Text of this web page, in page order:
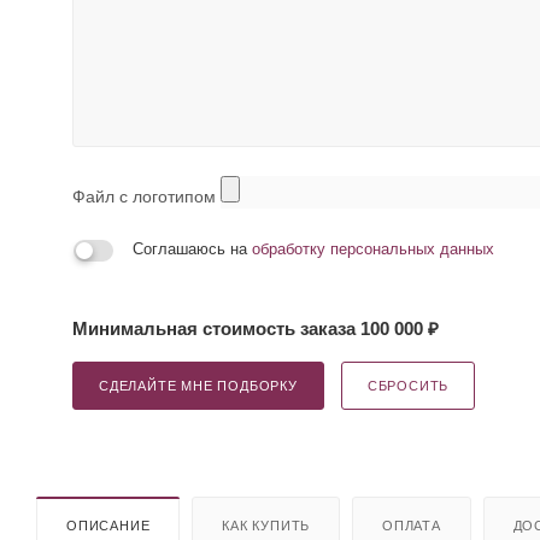
Файл с логотипом
Соглашаюсь на обработку персональных данных
Минимальная стоимость заказа 100 000 ₽
СДЕЛАЙТЕ МНЕ ПОДБОРКУ СБРОСИТЬ
ОПИСАНИЕ КАК КУПИТЬ ОПЛАТА